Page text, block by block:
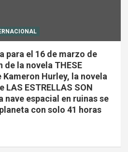
para el 16 de marzo de
de la novela THESE
Kameron Hurley, la novela
ESTRELLAS SON
nave espacial en ruinas se
con solo 41 horas